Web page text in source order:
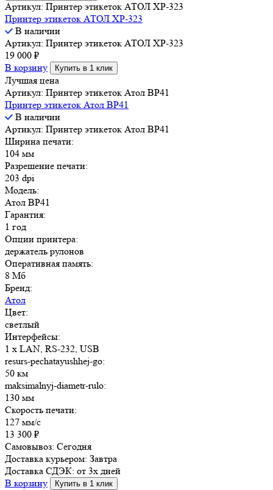
Артикул: Принтер этикеток АТОЛ XP-323
Принтер этикеток АТОЛ XP-323
В наличии
Артикул: Принтер этикеток АТОЛ XP-323
19 000 ₽
В корзину
Купить в 1 клик
Лучшая цена
Артикул: Принтер этикеток Атол ВР41
Принтер этикеток Атол ВР41
В наличии
Артикул: Принтер этикеток Атол ВР41
Ширина печати:
104 мм
Разрешение печати:
203 dpi
Модель:
Атол BP41
Гарантия:
1 год
Опции принтера:
держатель рулонов
Оперативная память:
8 Мб
Бренд:
Атол
Цвет:
светлый
Интерфейсы:
1 x LAN, RS-232, USB
resurs-pechatayushhej-go:
50 км
maksimalnyj-diametr-rulo:
130 мм
Скорость печати:
127 мм/с
13 300 ₽
Самовывоз: Сегодня
Доставка курьером: Завтра
Доставка СДЭК: от 3х дней
В корзину
Купить в 1 клик